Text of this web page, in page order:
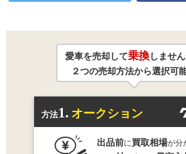
愛車を売却して乗換しません
２つの売却方法から選択可
方法1. オークション
出品前に買取相場が分